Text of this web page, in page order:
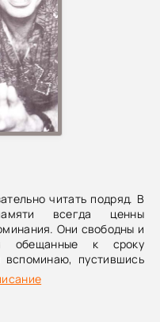
читать подряд. В
всегда ценны
Они свободны и
обещанные к сроку
пустившись
редко соотнесены с
о чем мне привелось